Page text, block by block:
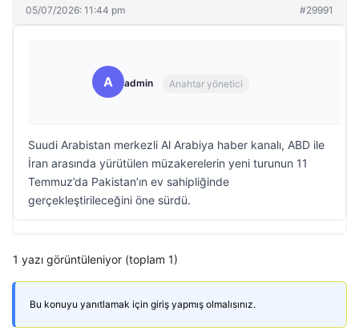
05/07/2026: 11:44 pm #29991
A admin Anahtar yönetici
Suudi Arabistan merkezli Al Arabiya haber kanalı, ABD ile
İran arasında yürütülen müzakerelerin yeni turunun 11
Temmuz’da Pakistan’ın ev sahipliğinde
gerçekleştirileceğini öne sürdü.
1 yazı görüntüleniyor (toplam 1)
Bu konuyu yanıtlamak için giriş yapmış olmalısınız.